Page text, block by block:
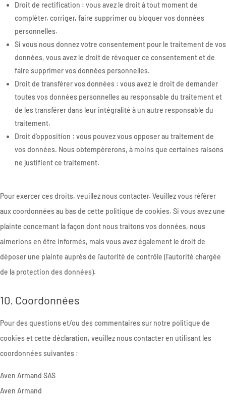
Droit de rectification : vous avez le droit à tout moment de
compléter, corriger, faire supprimer ou bloquer vos données
personnelles.
Si vous nous donnez votre consentement pour le traitement de vos
données, vous avez le droit de révoquer ce consentement et de
faire supprimer vos données personnelles.
Droit de transférer vos données : vous avez le droit de demander
toutes vos données personnelles au responsable du traitement et
de les transférer dans leur intégralité à un autre responsable du
traitement.
Droit d’opposition : vous pouvez vous opposer au traitement de
vos données. Nous obtempérerons, à moins que certaines raisons
ne justifient ce traitement.
Pour exercer ces droits, veuillez nous contacter. Veuillez vous référer
aux coordonnées au bas de cette politique de cookies. Si vous avez une
plainte concernant la façon dont nous traitons vos données, nous
aimerions en être informés, mais vous avez également le droit de
déposer une plainte auprès de l’autorité de contrôle (l’autorité chargée
de la protection des données).
10. Coordonnées
Pour des questions et/ou des commentaires sur notre politique de
cookies et cette déclaration, veuillez nous contacter en utilisant les
coordonnées suivantes :
Aven Armand SAS
Aven Armand